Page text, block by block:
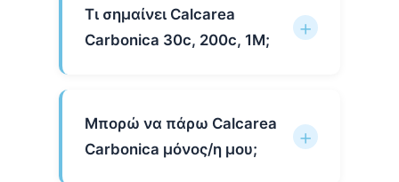
Τι σημαίνει Calcarea
Carbonica 30c, 200c, 1Μ;
Μπορώ να πάρω Calcarea
Carbonica μόνος/η μου;